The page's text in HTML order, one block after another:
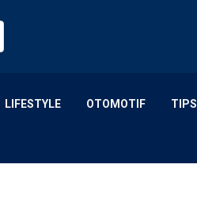
LIFESTYLE OTOMOTIF TIPS